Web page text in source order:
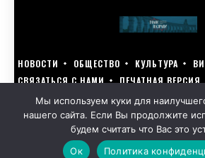
НОВОСТИ ОБЩЕСТВО КУЛЬТУРА
СВЯЗАТЬСЯ С НАМИ
ПЕЧАТНАЯ ВЕРСИЯ
ГОЛОСУЙ ЗА БЛАГОУСТРОЙСТВО СВОЕГО
GOLOS-NAZRANI.RU ВСЕ ПРАВА ЗАЩИЩЕНЫ |
ПОЛИТИКА ОБРАБОТКИ
Мы используем куки для
нашего сайта. Если Вы продолжите
будем считать что Вас это
Ок
Политика